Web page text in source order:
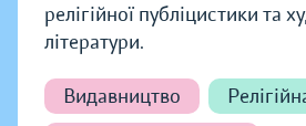
релігійної публіцистики та
літератури.
Видавництво